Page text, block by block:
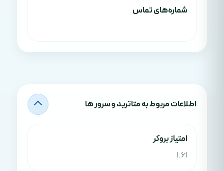
شماره‌های تماس
اطلاعات مربوط به متاترید و سرور ها
امتياز بروکر
1.61